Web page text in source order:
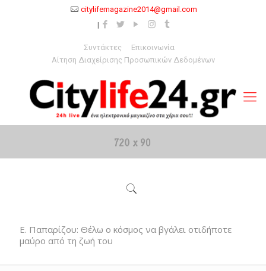
citylifemagazine2014@gmail.com
Συντάκτες
Επικοινωνία
Αίτηση Διαχείρισης Προσωπικών Δεδομένων
Ε. Παπαρίζου: Θέλω ο κόσμος να βγάλει οτιδήποτε
μαύρο από τη ζωή του